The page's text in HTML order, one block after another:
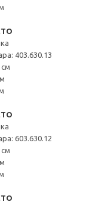
403.630.13
603.630.12